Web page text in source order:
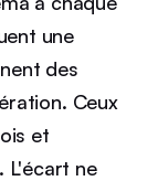
une
des
Ceux
et
L'écart ne